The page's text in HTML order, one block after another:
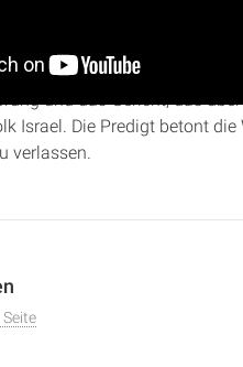
Gottes an die
und das Gericht, das
Israel. Die Predigt betont
verlassen.